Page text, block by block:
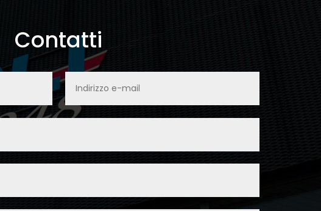
Contatti